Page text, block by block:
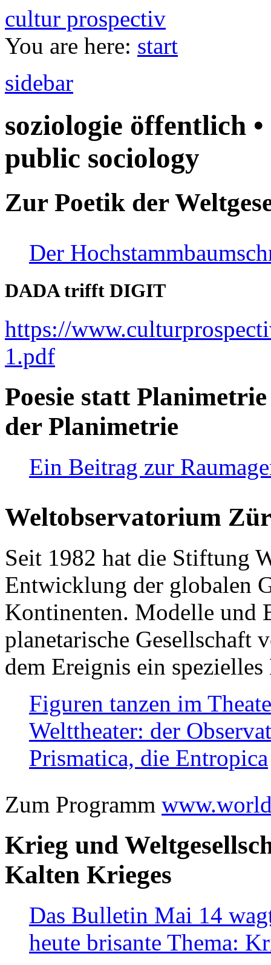
cultur prospectiv
You are here: start
sidebar
soziologie öffentlich
public sociology
Zur Poetik der
Der
DADA trifft DIGIT
https://
1.pdf
Poesie statt
der Planimetrie
Ein Beitrag zur
Weltobservatorium
Seit 1982 hat die Stiftung
Entwicklung der globalen
Kontinenten. Modelle und
planetarische Gesellschaft
dem Ereignis ein
Figuren tanzen im
Welttheater: der
Prismatica, die Entropica
Zum Programm
Krieg und
Kalten Krieges
Das Bulletin Mai 14
heute brisante Thema: